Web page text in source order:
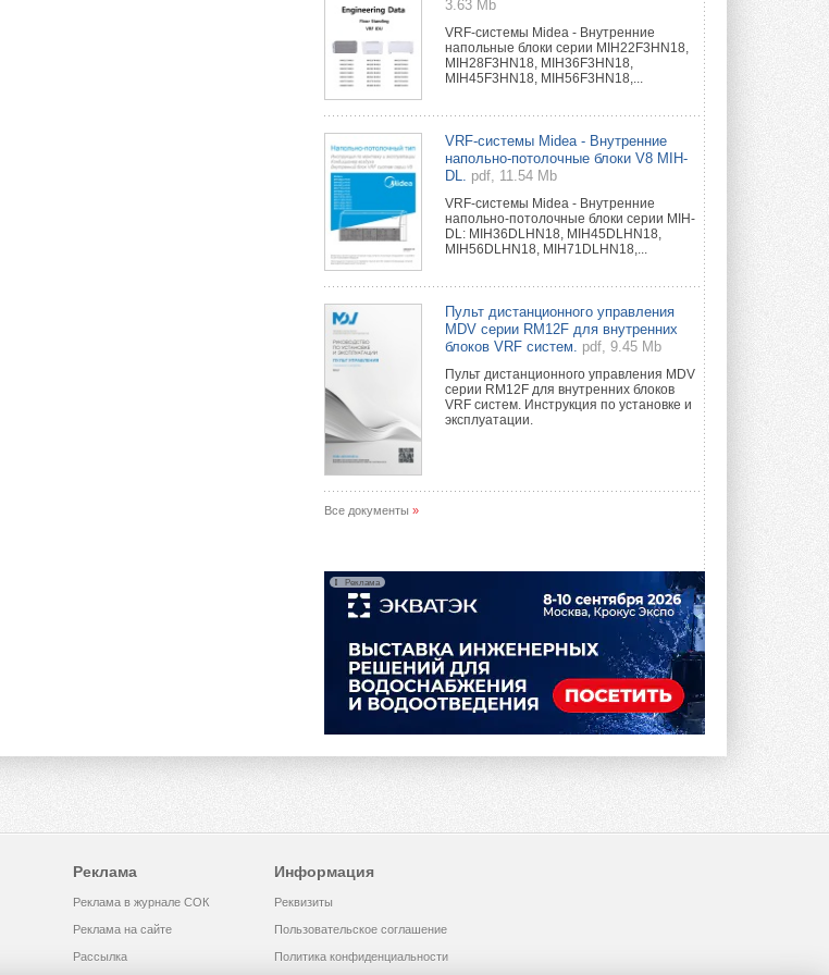
3.63 Mb
VRF-системы Midea - Внутренние
напольные блоки серии MIH22F3HN18,
MIH28F3HN18, MIH36F3HN18,
MIH45F3HN18, MIH56F3HN18,...
VRF-системы Midea - Внутренние
напольно-потолочные блоки V8 MIH-
DL.
pdf, 11.54 Mb
VRF-системы Midea - Внутренние
напольно-потолочные блоки серии MIH-
DL: MIH36DLHN18, MIH45DLHN18,
MIH56DLHN18, MIH71DLHN18,...
Пульт дистанционного управления
MDV серии RM12F для внутренних
блоков VRF систем.
pdf, 9.45 Mb
Пульт дистанционного управления MDV
серии RM12F для внутренних блоков
VRF систем. Инструкция по установке и
эксплуатации.
Все документы »
Реклама
Реклама
Реклама в журнале СОК
Реклама на сайте
Рассылка
Информация
Реквизиты
Пользовательское соглашение
Политика конфиденциальности